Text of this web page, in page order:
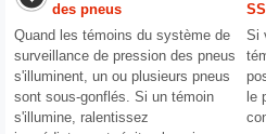
des pneus
Quand les témoins du système de
surveillance de pression des pneus
s'illuminent, un ou plusieurs pneus
sont sous-gonflés. Si un témoin
s'illumine, ralentissez
Si
le